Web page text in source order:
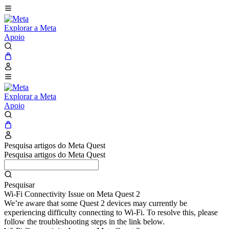
Explorar a Meta
Apoio
Explorar a Meta
Apoio
Pesquisa artigos do Meta Quest
Pesquisa artigos do Meta Quest
Pesquisar
Wi-Fi Connectivity Issue on Meta Quest 2
We’re aware that some Quest 2 devices may currently be
experiencing difficulty connecting to Wi-Fi. To resolve this, please
follow the troubleshooting steps in the link below.